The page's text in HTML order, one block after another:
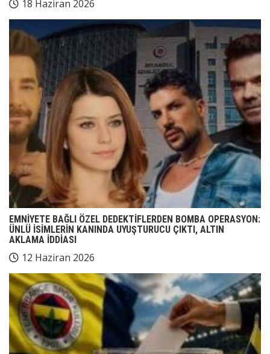
18 Haziran 2026
EMNİYETE BAĞLI ÖZEL DEDEKTİFLERDEN BOMBA OPERASYON:
ÜNLÜ İSİMLERİN KANINDA UYUŞTURUCU ÇIKTI, ALTIN
AKLAMA İDDİASI
12 Haziran 2026